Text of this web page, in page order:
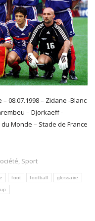
08.07.1998 – Zidane -Blanc
– Djorkaeff -
Monde – Stade de France
, Sport
foot football glossaire